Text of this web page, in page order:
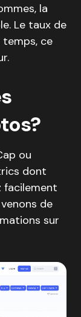
la
Le taux de
ce
ou
dont
facilement
de
sur